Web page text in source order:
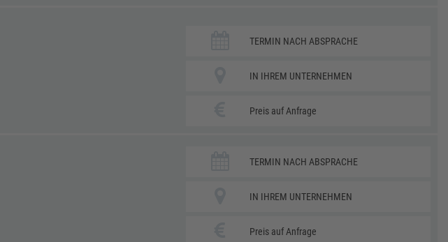
TERMIN NACH ABSPRACHE
IN IHREM UNTERNEHMEN
Preis auf Anfrage
TERMIN NACH ABSPRACHE
IN IHREM UNTERNEHMEN
Preis auf Anfrage